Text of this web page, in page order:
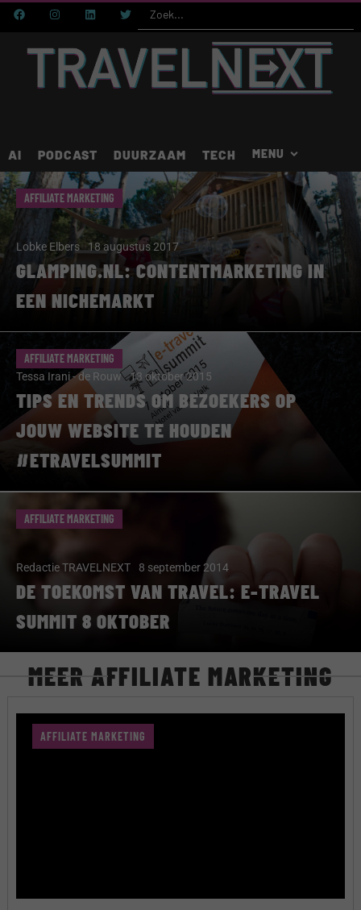
AI PODCAST DUURZAAM TECH
AFFILIATE MARKETING
Lobke Elbers 18 augustus 2017
GLAMPING.NL: CONTENTMARKETING IN
EEN NICHEMARKT
AFFILIATE MARKETING
Tessa Irani - de Rouw 13 oktober 2015
TIPS EN TRENDS OM BEZOEKERS OP
JOUW WEBSITE TE HOUDEN
#ETRAVELSUMMIT
AFFILIATE MARKETING
Redactie TRAVELNEXT 8 september 2014
DE TOEKOMST VAN TRAVEL: E-TRAVEL
SUMMIT 8 OKTOBER
MEER AFFILIATE MARKETING
AFFILIATE MARKETING